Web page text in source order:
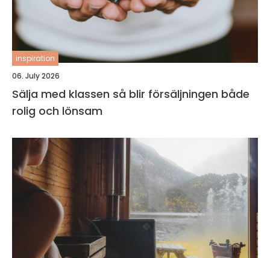
inspiration
06. July 2026
Sälja med klassen så blir försäljningen både
rolig och lönsam